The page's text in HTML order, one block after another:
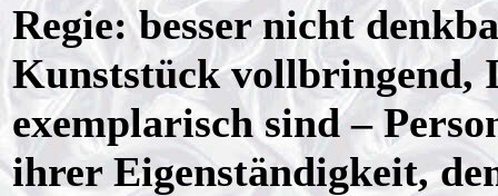
Regie: besser nicht
Kunststück vollbringend,
exemplarisch sind –
ihrer Eigenständigkeit,